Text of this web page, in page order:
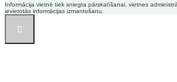
Informācija vietnē tiek sniegta pārskatīšanai, vietnes
ievietotās informācijas izmantošanu.